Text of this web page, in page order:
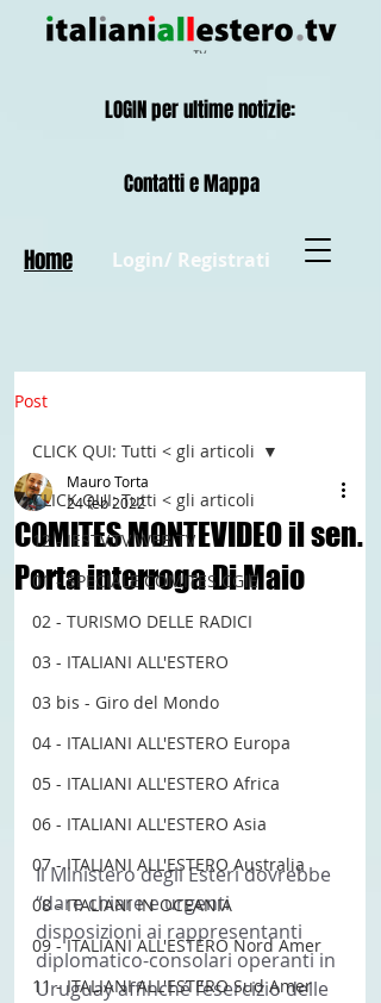
Login/ Registrati
Contatti e Mappa
Home
LOGIN per ultime notizie:
Post
CLICK QUI: Tutti < gli articoli
12 - IESTV.TV WEB TV
01 - SPECIALE COMITES CGIE
02 - TURISMO DELLE RADICI
03 - ITALIANI ALL'ESTERO
03 bis - Giro del Mondo
04 - ITALIANI ALL'ESTERO Europa
05 - ITALIANI ALL'ESTERO Africa
06 - ITALIANI ALL'ESTERO Asia
07 - ITALIANI ALL'ESTERO Australia
08 - ITALIANI IN OCEANIA
09 - ITALIANI ALL'ESTERO Nord Amer
11 - ITALIANI ALL'ESTERO Sud Amer
CLICK QUI: Tutti < gli articoli
COMITES MONTEVIDEO il sen.
Porta interroga Di Maio
Mauro Torta
24 feb 2022
Il Ministero degli Esteri dovrebbe
“dare chiare e urgenti
disposizioni ai rappresentanti
diplomatico-consolari operanti in
Uruguay affinché l’esercizio delle